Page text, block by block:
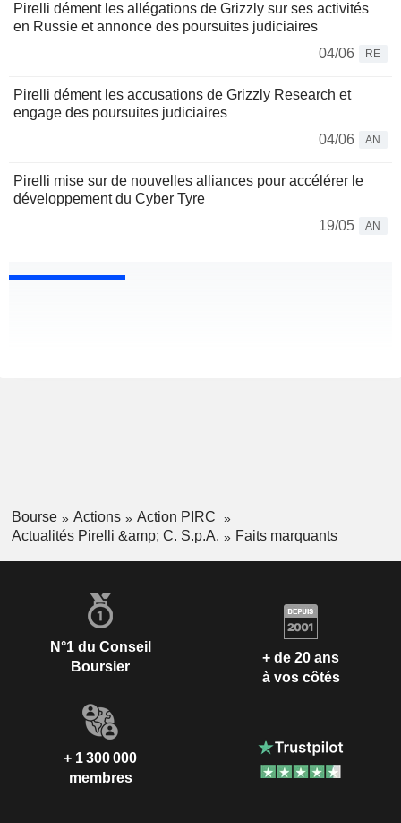
Pirelli dément les allégations de Grizzly sur ses activités
en Russie et annonce des poursuites judiciaires
04/06
RE
Pirelli dément les accusations de Grizzly Research et
engage des poursuites judiciaires
04/06
AN
Pirelli mise sur de nouvelles alliances pour accélérer le
développement du Cyber Tyre
19/05
AN
Bourse Actions
Action PIRC
Actualités Pirelli &amp; C. S.p.A.
Faits marquants
N°1 du Conseil
Boursier
+ de 20 ans
à vos côtés
+ 1 300 000
membres